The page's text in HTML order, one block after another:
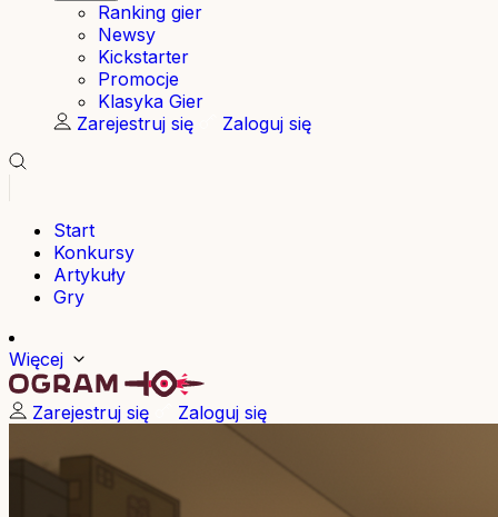
Ranking gier
Newsy
Kickstarter
Promocje
Klasyka Gier
Zarejestruj się
Zaloguj się
Start
Konkursy
Artykuły
Gry
Więcej
Zarejestruj się Zaloguj się